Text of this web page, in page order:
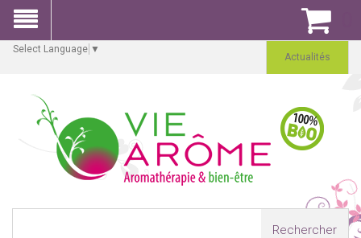
Select Language ▼
Actualités
Rechercher